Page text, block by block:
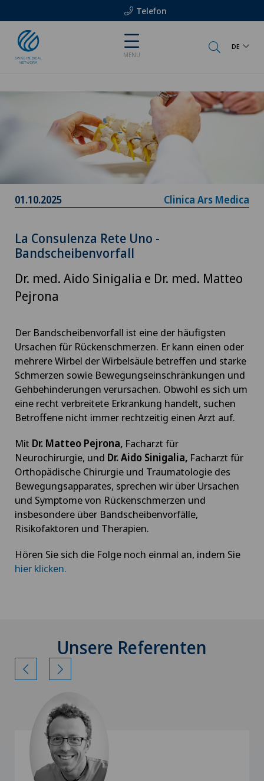
Telefon
MENU
DE
01.10.2025 Clinica Ars Medica
La Consulenza Rete Uno -
Bandscheibenvorfall
Dr. med. Aido Sinigalia e Dr. med. Matteo
Pejrona
Der Bandscheibenvorfall ist eine der häufigsten
Ursachen für Rückenschmerzen. Er kann einen oder
mehrere Wirbel der Wirbelsäule betreffen und starke
Schmerzen sowie Bewegungseinschränkungen und
Gehbehinderungen verursachen. Obwohl es sich um
eine recht verbreitete Erkrankung handelt, suchen
Betroffene nicht immer rechtzeitig einen Arzt auf.
Mit Dr. Matteo Pejrona, Facharzt für
Neurochirurgie, und Dr. Aido Sinigalia, Facharzt für
Orthopädische Chirurgie und Traumatologie des
Bewegungsapparates, sprechen wir über Ursachen
und Symptome von Rückenschmerzen und
insbesondere über Bandscheibenvorfälle,
Risikofaktoren und Therapien.
Hören Sie sich die Folge noch einmal an, indem Sie
hier klicken.
Unsere Referenten